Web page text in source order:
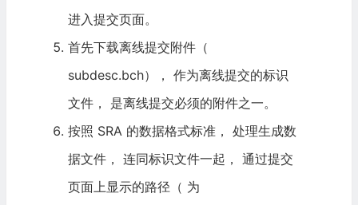
进入提交页面。
首先下载离线提交附件（
subdesc.bch）， 作为离线提交的标识
文件， 是离线提交必须的附件之一。
按照 SRA 的数据格式标准， 处理生成数
据文件， 连同标识文件一起， 通过提交
页面上显示的路径（ 为